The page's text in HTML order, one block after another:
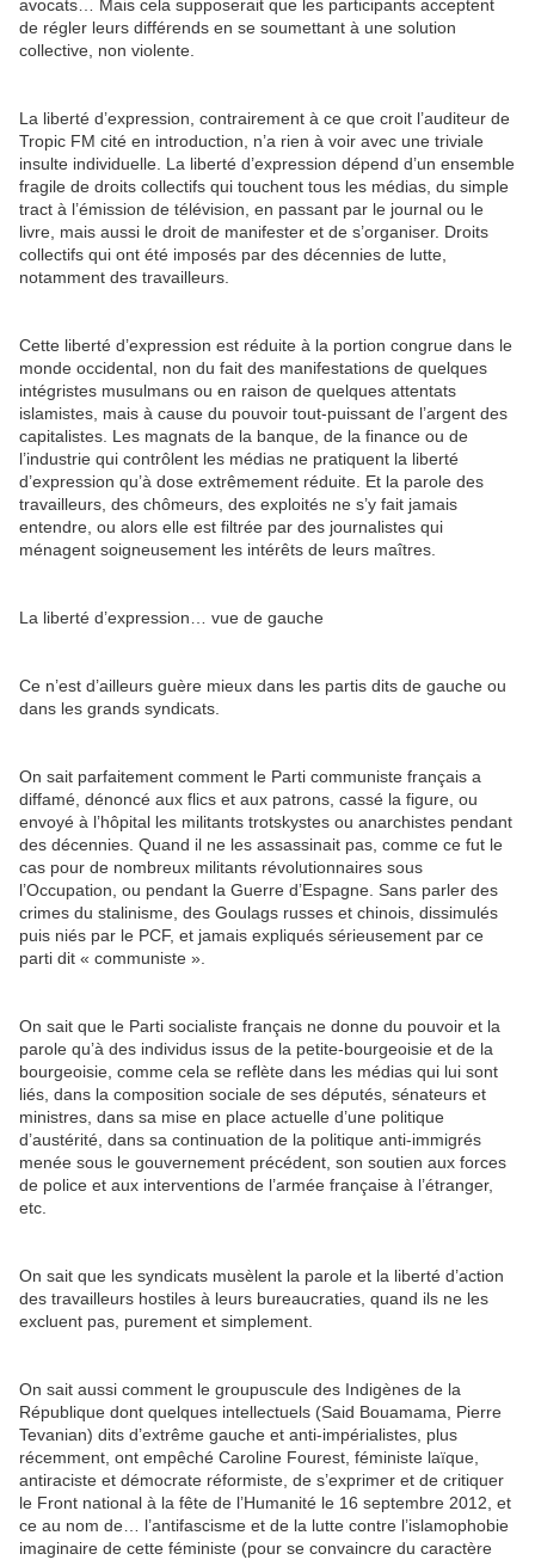
avocats… Mais cela supposerait que les participants acceptent
de régler leurs différends en se soumettant à une solution
collective, non violente.
La liberté d’expression, contrairement à ce que croit l’auditeur de
Tropic FM cité en introduction, n’a rien à voir avec une triviale
insulte individuelle. La liberté d’expression dépend d’un ensemble
fragile de droits collectifs qui touchent tous les médias, du simple
tract à l’émission de télévision, en passant par le journal ou le
livre, mais aussi le droit de manifester et de s’organiser. Droits
collectifs qui ont été imposés par des décennies de lutte,
notamment des travailleurs.
Cette liberté d’expression est réduite à la portion congrue dans le
monde occidental, non du fait des manifestations de quelques
intégristes musulmans ou en raison de quelques attentats
islamistes, mais à cause du pouvoir tout-puissant de l’argent des
capitalistes. Les magnats de la banque, de la finance ou de
l’industrie qui contrôlent les médias ne pratiquent la liberté
d’expression qu’à dose extrêmement réduite. Et la parole des
travailleurs, des chômeurs, des exploités ne s’y fait jamais
entendre, ou alors elle est filtrée par des journalistes qui
ménagent soigneusement les intérêts de leurs maîtres.
La liberté d’expression… vue de gauche
Ce n’est d’ailleurs guère mieux dans les partis dits de gauche ou
dans les grands syndicats.
On sait parfaitement comment le Parti communiste français a
diffamé, dénoncé aux flics et aux patrons, cassé la figure, ou
envoyé à l’hôpital les militants trotskystes ou anarchistes pendant
des décennies. Quand il ne les assassinait pas, comme ce fut le
cas pour de nombreux militants révolutionnaires sous
l’Occupation, ou pendant la Guerre d’Espagne. Sans parler des
crimes du stalinisme, des Goulags russes et chinois, dissimulés
puis niés par le PCF, et jamais expliqués sérieusement par ce
parti dit « communiste ».
On sait que le Parti socialiste français ne donne du pouvoir et la
parole qu’à des individus issus de la petite-bourgeoisie et de la
bourgeoisie, comme cela se reflète dans les médias qui lui sont
liés, dans la composition sociale de ses députés, sénateurs et
ministres, dans sa mise en place actuelle d’une politique
d’austérité, dans sa continuation de la politique anti-immigrés
menée sous le gouvernement précédent, son soutien aux forces
de police et aux interventions de l’armée française à l’étranger,
etc.
On sait que les syndicats musèlent la parole et la liberté d’action
des travailleurs hostiles à leurs bureaucraties, quand ils ne les
excluent pas, purement et simplement.
On sait aussi comment le groupuscule des Indigènes de la
République dont quelques intellectuels (Said Bouamama, Pierre
Tevanian) dits d’extrême gauche et anti-impérialistes, plus
récemment, ont empêché Caroline Fourest, féministe laïque,
antiraciste et démocrate réformiste, de s’exprimer et de critiquer
le Front national à la fête de l’Humanité le 16 septembre 2012, et
ce au nom de… l’antifascisme et de la lutte contre l’islamophobie
imaginaire de cette féministe (pour se convaincre du caractère